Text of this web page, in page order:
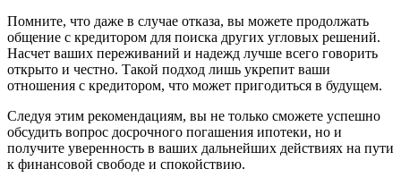
Помните, что даже в случае отказа, вы можете продолжать
общение с кредитором для поиска других угловых решений.
Насчет ваших переживаний и надежд лучше всего говорить
открыто и честно. Такой подход лишь укрепит ваши
отношения с кредитором, что может пригодиться в будущем.
Следуя этим рекомендациям, вы не только сможете успешно
обсудить вопрос досрочного погашения ипотеки, но и
получите уверенность в ваших дальнейших действиях на пути
к финансовой свободе и спокойствию.